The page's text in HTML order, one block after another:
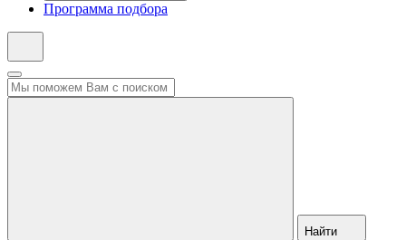
Программа подбора
Найти